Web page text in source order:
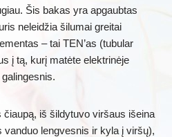
Šis bakas yra apgaubtas
neleidžia šilumai greitai
– tai TEN’as (tubular
į tą, kurį matėte elektrinėje
čiaupą, iš šildytuvo viršaus išeina
lengvesnis ir kyla į viršų),